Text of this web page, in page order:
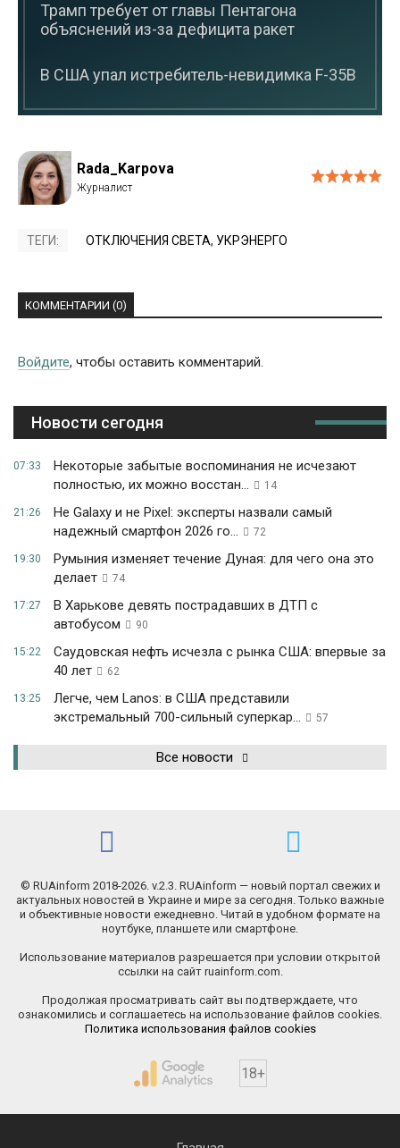
Трамп требует от главы Пентагона
объяснений из-за дефицита ракет
В США упал истребитель-невидимка F-35B
Rada_Karpova
ТЕГИ: ОТКЛЮЧЕНИЯ СВЕТА, УКРЭНЕРГО
КОММЕНТАРИИ (0)
Войдите, чтобы оставить комментарий.
Новости сегодня
07:33
Некоторые забытые воспоминания не исчезают
полностью, их можно восстан...
14
21:26
Не Galaxy и не Pixel: эксперты назвали самый
надежный смартфон 2026 го...
72
19:30
Румыния изменяет течение Дуная: для чего она это
делает
74
17:27
В Харькове девять пострадавших в ДТП с
автобусом
90
15:22
Саудовская нефть исчезла с рынка США: впервые за
40 лет
62
13:25
Легче, чем Lanos: в США представили
экстремальный 700-сильный суперкар...
57
Все новости
© RUAinform 2018-2026. v.2.3. RUAinform — новый портал свежих и
актуальных новостей в Украине и мире за сегодня. Только важные
и объективные новости ежедневно. Читай в удобном формате на
ноутбуке, планшете или смартфоне.
Использование материалов разрешается при условии открытой
ссылки на сайт ruainform.com.
Продолжая просматривать сайт вы подтверждаете, что
ознакомились и соглашаетесь на использование файлов cookies.
Политика использования файлов cookies
18+